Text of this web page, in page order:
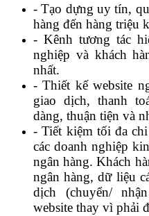
- Tạo dựng uy tín,
hàng đến hàng triệu
- Kênh tương tác
nghiệp và khách
nhất.
- Thiết kế website
giao dịch, thanh
dàng, thuận tiện và
- Tiết kiệm tối đa
các doanh nghiệp
ngân hàng. Khách
ngân hàng, dữ liệu
dịch (chuyển/
website thay vì phải